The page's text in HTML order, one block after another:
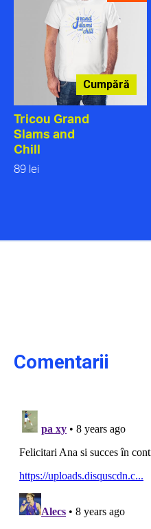
Cumpără
Tricou Grand
Slams and
Chill
89 lei
Comentarii